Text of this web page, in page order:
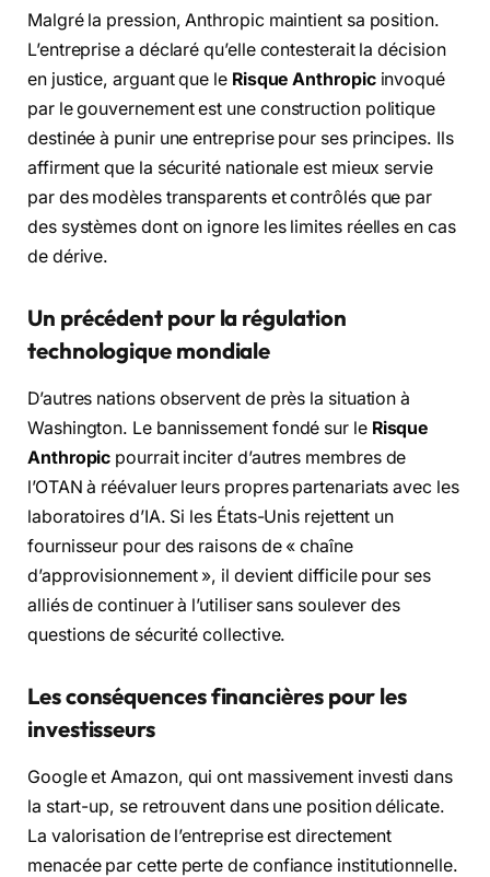
Malgré la pression, Anthropic maintient sa position.
L’entreprise a déclaré qu’elle contesterait la décision
en justice, arguant que le Risque Anthropicinvoqué
par le gouvernement est une construction politique
destinée à punir une entreprise pour ses principes. Ils
affirment que la sécurité nationale est mieux servie
par des modèles transparents et contrôlés que par
des systèmes dont on ignore les limites réelles en cas
de dérive.
Un précédent pour la régulation
technologique mondiale
D’autres nations observent de près la situation à
Washington. Le bannissement fondé sur le Risque
Anthropic pourrait inciter d’autres membres de
l’OTAN à réévaluer leurs propres partenariats avec les
laboratoires d’IA. Si les États-Unis rejettent un
fournisseur pour des raisons de « chaîne
d’approvisionnement », il devient difficile pour ses
alliés de continuer à l’utiliser sans soulever des
questions de sécurité collective.
Les conséquences financières pour les
investisseurs
Google et Amazon, qui ont massivement investi dans
la start-up, se retrouvent dans une position délicate.
La valorisation de l’entreprise est directement
menacée par cette perte de confiance institutionnelle.